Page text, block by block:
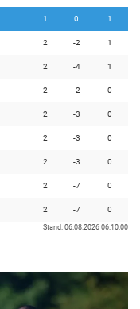
1 0 1
2 -2 1
2 -4 1
2 -2 0
2 -3 0
2 -3 0
2 -3 0
2 -7 0
2 -7 0
Stand: 06.08.2026 06:10:00